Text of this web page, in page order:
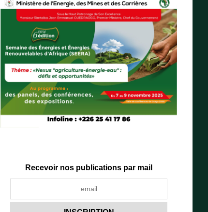
Recevoir nos publications par mail